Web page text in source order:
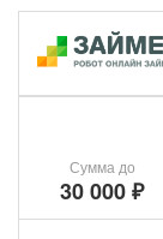
Сумма до
30 000 ₽